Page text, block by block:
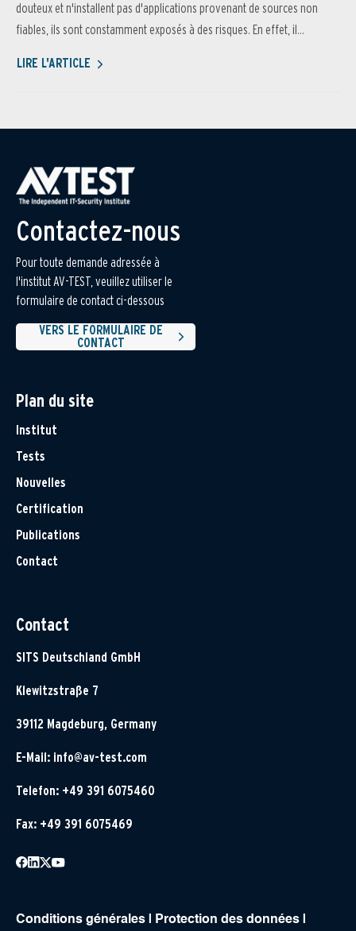
douteux et n'installent pas d'applications provenant de sources non
fiables, ils sont constamment exposés à des risques. En effet, il...
LIRE L'ARTICLE
Contactez-nous
Pour toute demande adressée à
l'institut AV-TEST, veuillez utiliser le
formulaire de contact ci-dessous
VERS LE FORMULAIRE DE
CONTACT
Plan du site
Institut
Tests
Nouvelles
Certification
Publications
Contact
Contact
SITS Deutschland GmbH
Klewitzstraße 7
39112 Magdeburg, Germany
E-Mail: info@av-test.com
Telefon: +49 391 6075460
Fax: +49 391 6075469
Conditions générales Protection des données